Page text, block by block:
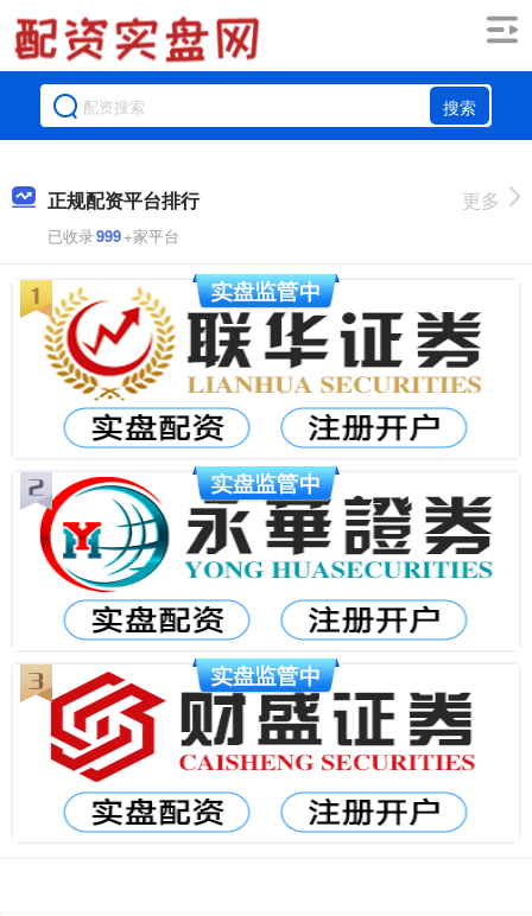
搜索
正规配资平台排行
已收录999+家平台
更多